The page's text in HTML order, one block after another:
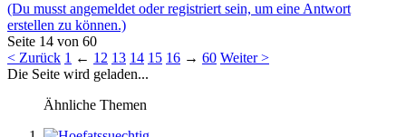
(Du musst angemeldet oder registriert sein, um eine Antwort
erstellen zu können.)
Seite 14 von 60
< Zurück 1 ← 12 13 14 15 16 → 60 Weiter >
Die Seite wird geladen...
Ähnliche Themen